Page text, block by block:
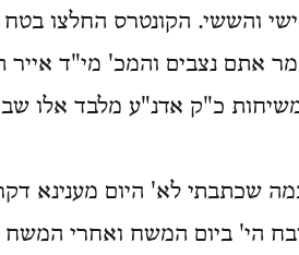
והששי. הקונטרס החלצו בטח
אתם נצבים והמכ' מי"ד
כ"ק אדנ"ע מלבד אלו
שכתבתי לא' היום מענינא
הי' ביום המשח ואחרי